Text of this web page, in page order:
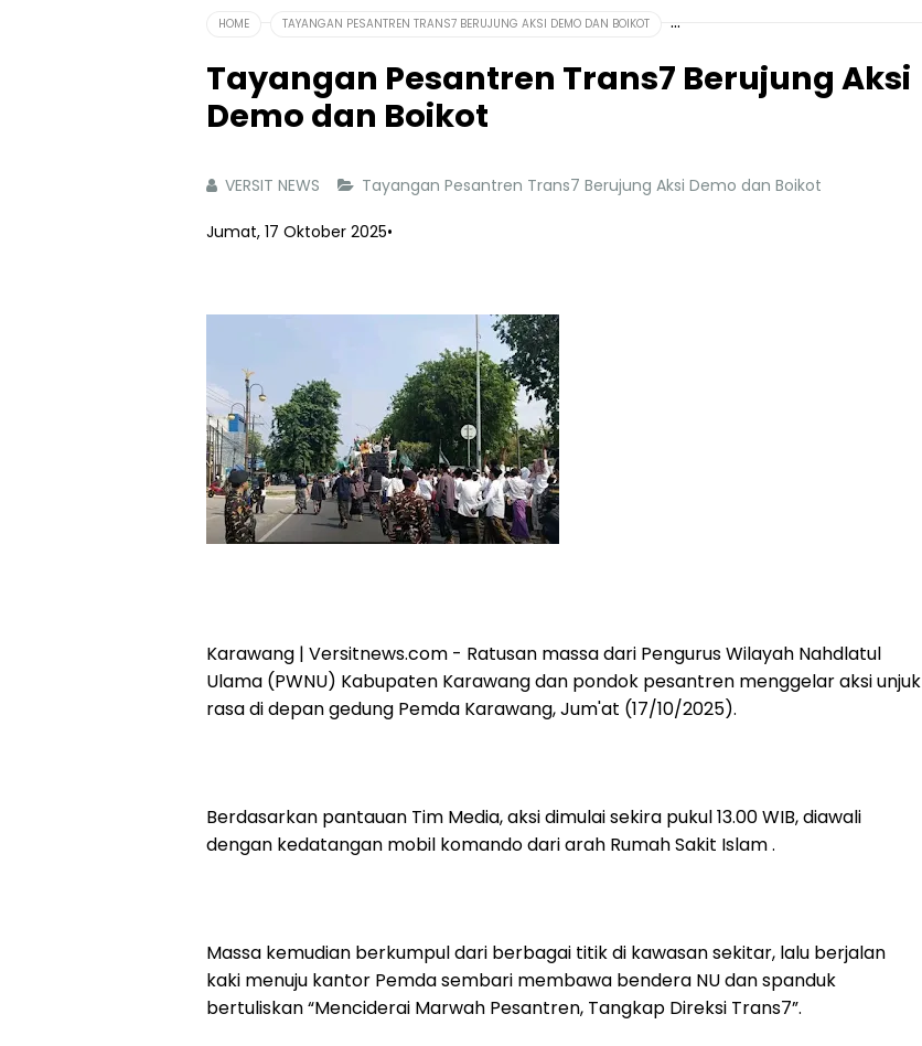
HOME TAYANGAN PESANTREN TRANS7 BERUJUNG AKSI DEMO DAN BOIKOT
Tayangan Pesantren Trans7 Berujung Aksi
Demo dan Boikot
VERSIT NEWS Tayangan Pesantren Trans7 Berujung Aksi Demo dan Boikot
Jumat, 17 Oktober 2025•
Karawang | Versitnews.com - Ratusan massa dari Pengurus Wilayah Nahdlatul
Ulama (PWNU) Kabupaten Karawang dan pondok pesantren menggelar aksi unjuk
rasa di depan gedung Pemda Karawang, Jum'at (17/10/2025).
Berdasarkan pantauan Tim Media, aksi dimulai sekira pukul 13.00 WIB, diawali
dengan kedatangan mobil komando dari arah Rumah Sakit Islam .
Massa kemudian berkumpul dari berbagai titik di kawasan sekitar, lalu berjalan
kaki menuju kantor Pemda sembari membawa bendera NU dan spanduk
bertuliskan “Menciderai Marwah Pesantren, Tangkap Direksi Trans7”.